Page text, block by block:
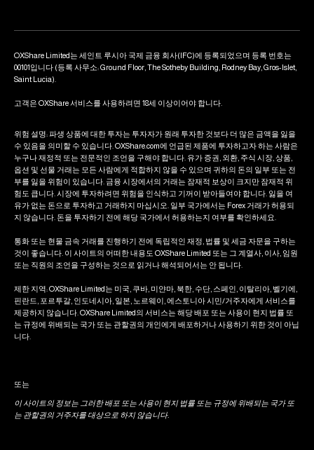
OXShare Limited는 세인트 루시아 국제 금융 회사(IFC)에 등록되었으며 등록 번호는
00101입니다 (등록 사무소: Ground Floor, The Sotheby Building, Rodney Bay, Gros-Islet,
Saint Lucia).
고객은 OXShare 서비스를 사용하려면 18세 이상이어야 합니다.
위험 설명: 파생 상품에 대한 투자는 투자자가 원래 투자한 것보다 더 많은 금액을 잃을
수 있음을 의미할 수 있습니다. OXShare.com에 언급된 제품에 투자하고자 하는 사람은
누구나 재정적 또는 전문적인 조언을 구해야 합니다. 유가 증권, 외환, 주식 시장, 상품,
옵션 및 선물 거래는 모든 사람에게 적합하지 않을 수 있으며 귀하의 돈의 일부 또는 전
부를 잃을 위험이 있습니다. 금융 시장에서의 거래는 잠재적 보상이 크지만 잠재적 위
험도 큽니다. 시장에 투자하려면 위험을 인식하고 기꺼이 받아들여야 합니다. 잃을 여
유가 없는 돈으로 투자하고 거래하지 마십시오. 일부 국가에서는 Forex 거래가 허용되
지 않습니다. 돈을 투자하기 전에 해당 국가에서 허용하는지 여부를 확인하세요.
통화 또는 현물 금속 거래를 진행하기 전에 독립적인 재정, 법률 및 세금 자문을 구하는
것이 좋습니다. 이 사이트의 어떠한 내용도 OXShare Limited 또는 그 계열사, 이사, 임원
또는 직원의 조언을 구성하는 것으로 읽거나 해석되어서는 안 됩니다.
제한 지역: OXShare Limited는 미국, 쿠바, 미얀마, 북한, 수단, 스페인, 이탈리아, 벨기에,
핀란드, 포르투갈, 인도네시아, 일본, 노르웨이, 에스토니아 시민/거주자에게 서비스를
제공하지 않습니다. OXShare Limited의 서비스는 해당 배포 또는 사용이 현지 법률 또
는 규정에 위배되는 국가 또는 관할권의 개인에게 배포하거나 사용하기 위한 것이 아닙
니다.
또는
이 사이트의 정보는 그러한 배포 또는 사용이 현지 법률 또는 규정에 위배되는 국가 또
는 관할권의 거주자를 대상으로 하지 않습니다.